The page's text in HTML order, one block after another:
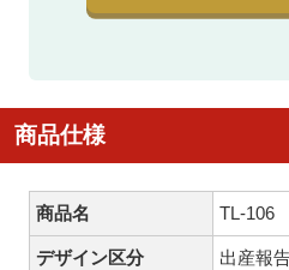
商品仕様
商品名 TL-106
デザイン区分 出産報